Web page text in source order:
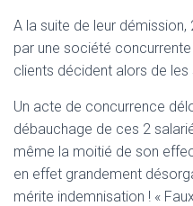
A la suite de leur
par une société
clients décident alors de les
Un acte de concurrence
débauchage de ces 2
même la moitié de son
en effet grandement
mérite indemnisation ! «